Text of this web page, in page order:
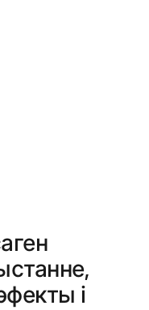
і